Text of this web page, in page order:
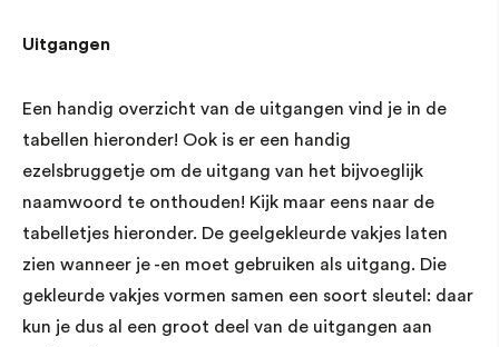
Uitgangen
Een handig overzicht van de uitgangen vind je in de
tabellen hieronder! Ook is er een handig
ezelsbruggetje om de uitgang van het bijvoeglijk
naamwoord te onthouden! Kijk maar eens naar de
tabelletjes hieronder. De geelgekleurde vakjes laten
zien wanneer je -en moet gebruiken als uitgang. Die
gekleurde vakjes vormen samen een soort sleutel: daar
kun je dus al een groot deel van de uitgangen aan